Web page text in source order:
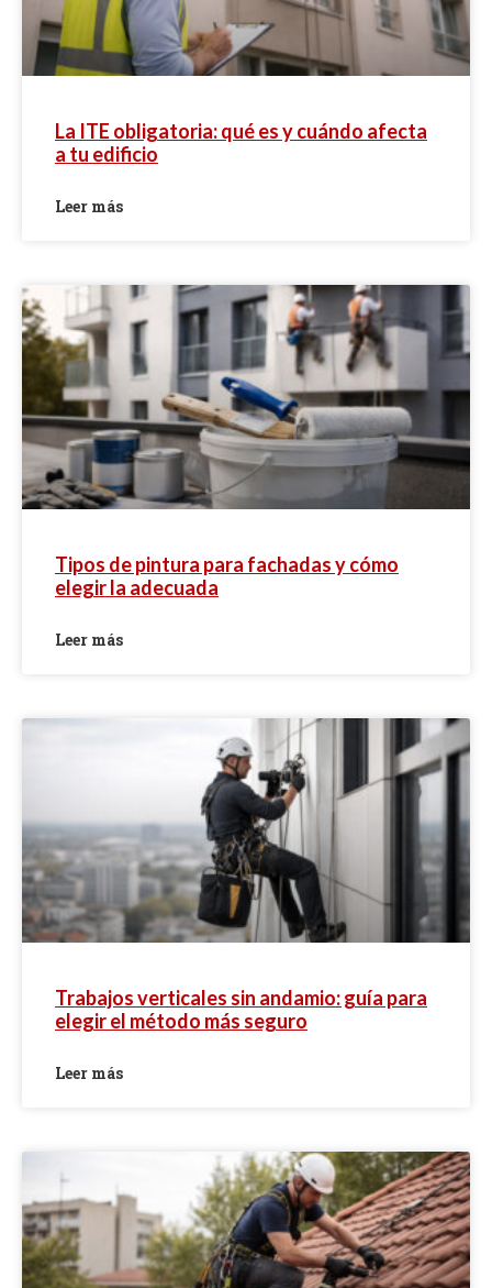
La ITE obligatoria: qué es y cuándo afecta
a tu edificio
Leer más
Tipos de pintura para fachadas y cómo
elegir la adecuada
Leer más
Trabajos verticales sin andamio: guía para
elegir el método más seguro
Leer más